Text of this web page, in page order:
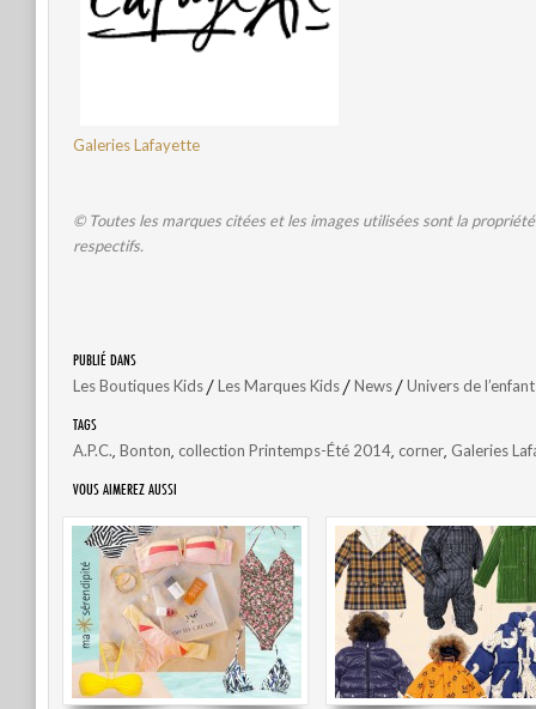
Galeries Lafayette
© Toutes les marques citées et les images utilisées sont la
respectifs.
PUBLIÉ DANS
Les Boutiques Kids/Les Marques Kids/News/Univers de l’enfant
TAGS
A.P.C., Bonton, collection Printemps-Été 2014, corner, Galeries
VOUS AIMEREZ AUSSI